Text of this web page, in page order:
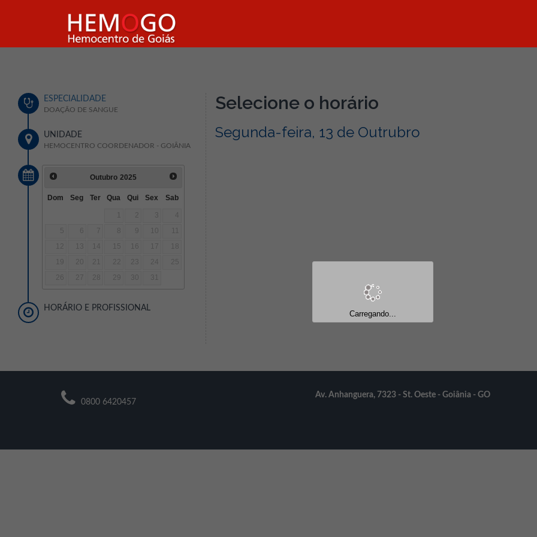
ESPECIALIDADE
DOAÇÃO DE SANGUE
UNIDADE
HEMOCENTRO COORDENADOR - GOIÂNIA
Outubro 2025
Dom Seg Ter Qua Qui Sex Sab
2 3
5
6 7 9
12
13 15 16 17
19
20 21 22 23 24
25
26
27 28 29 30 31
HORÁRIO E PROFISSIONAL
Selecione o horário
Segunda-feira, 13 de Outrubro
0800 6420457
Av. Anhanguera, 7323 - St. Oeste - Goiânia - GO